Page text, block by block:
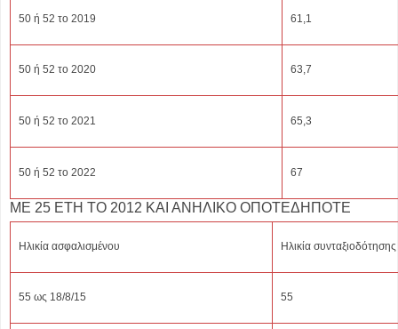
50 ή 52 το 2019 61,1
50 ή 52 το 2020 63,7
50 ή 52 το 2021 65,3
50 ή 52 το 2022 67
ΜΕ 25 ΕΤΗ ΤΟ 2012 ΚΑΙ ΑΝΗΛΙΚΟ ΟΠΟΤΕΔΗΠΟΤΕ
Ηλικία ασφαλισμένου Ηλικία συνταξιοδότησης
55 ως 18/8/15 55